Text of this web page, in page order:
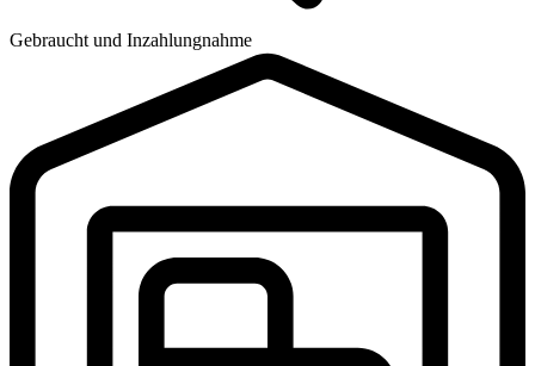
Gebraucht und Inzahlungnahme